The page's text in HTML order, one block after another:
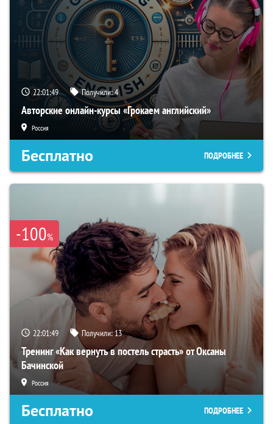
22:01:48 Получили:4
Авторские онлайн-курсы «Грокаем английский»
Россия
Бесплатно ПОДРОБНЕЕ
-100%
22:01:48 Получили:13
Тренинг «Как вернуть в постель страсть» от Оксаны
Бачинской
Россия
Бесплатно ПОДРОБНЕЕ